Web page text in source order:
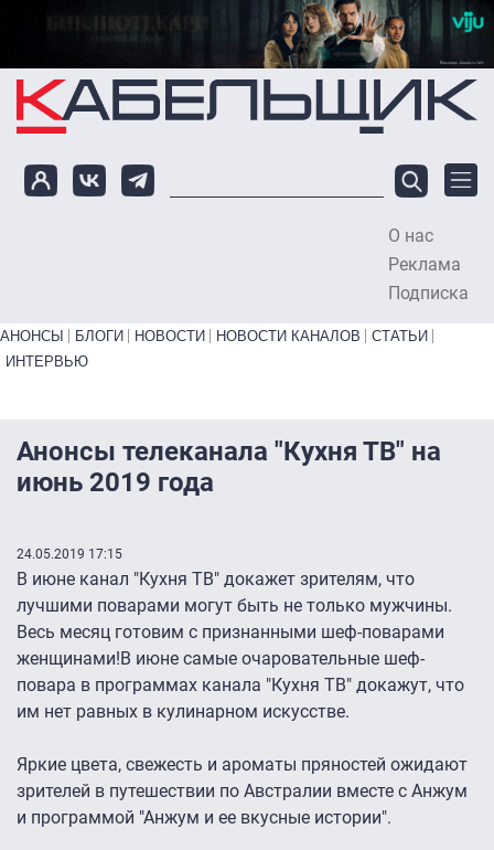
Перейти к основному содержанию
О нас
Реклама
Подписка
Primary links bottom
АНОНСЫ БЛОГИ НОВОСТИ НОВОСТИ КАНАЛОВ
СТАТЬИ
ИНТЕРВЬЮ
Анонсы телеканала "Кухня ТВ" на
июнь 2019 года
24.05.2019 17:15
В июне канал "Кухня ТВ" докажет зрителям, что
лучшими поварами могут быть не только мужчины.
Весь месяц готовим с признанными шеф-поварами
женщинами!В июне самые очаровательные шеф-
повара в программах канала "Кухня ТВ" докажут, что
им нет равных в кулинарном искусстве.
Яркие цвета, свежесть и ароматы пряностей ожидают
зрителей в путешествии по Австралии вместе с Анжум
и программой "Анжум и ее вкусные истории".